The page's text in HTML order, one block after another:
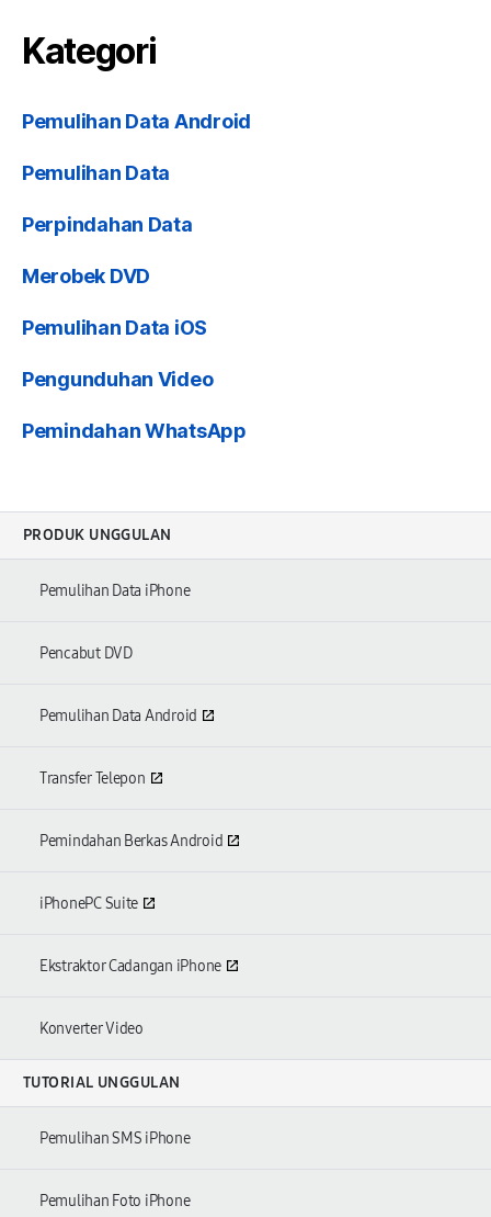
Kategori
Pemulihan Data Android
Pemulihan Data
Perpindahan Data
Merobek DVD
Pemulihan Data iOS
Pengunduhan Video
Pemindahan WhatsApp
PRODUK UNGGULAN
Pemulihan Data iPhone
Pencabut DVD
Pemulihan Data Android
Transfer Telepon
Pemindahan Berkas Android
iPhonePC Suite
Ekstraktor Cadangan iPhone
Konverter Video
TUTORIAL UNGGULAN
Pemulihan SMS iPhone
Pemulihan Foto iPhone